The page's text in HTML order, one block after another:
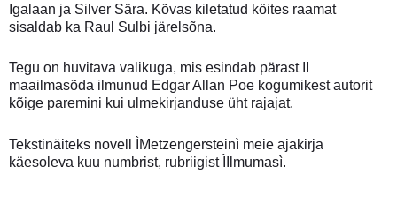
Igalaan ja Silver Sära. Kõvas kiletatud köites raamat
sisaldab ka Raul Sulbi järelsõna.
Tegu on huvitava valikuga, mis esindab pärast II
maailmasõda ilmunud Edgar Allan Poe kogumikest autorit
kõige paremini kui ulmekirjanduse üht rajajat.
Tekstinäiteks novell ÌMetzengersteinì meie ajakirja
käesoleva kuu numbrist, rubriigist ÌIlmumasì.